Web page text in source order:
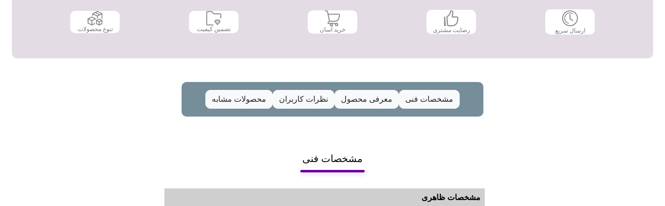
ارسال سریع رضایت مشتری خرید آسان تضمین کیفیت تنوع محصولات
مشخصات فنی معرفی محصول نظرات کاربران محصولات مشابه
مشخصات فنی
مشخصات ظاهری